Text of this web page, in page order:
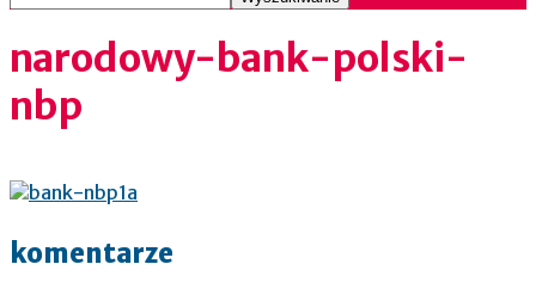
narodowy-bank-polski-
nbp
komentarze